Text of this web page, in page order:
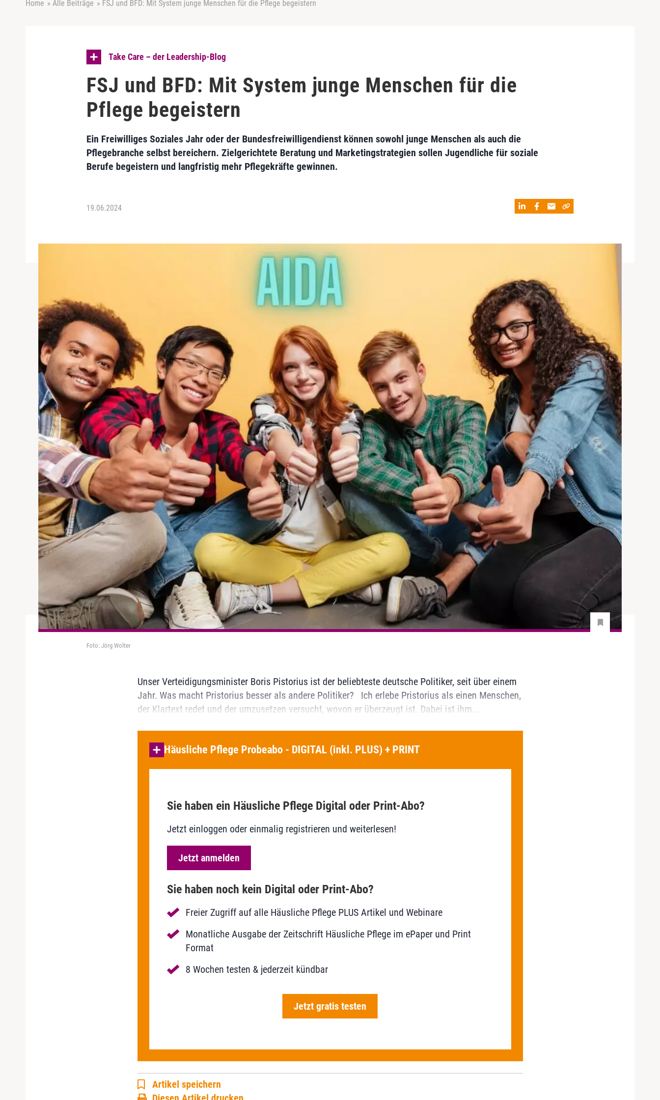
Home » Alle Beiträge » FSJ und BFD: Mit System junge Menschen für die Pflege begeistern
Take Care – der Leadership-Blog
FSJ und BFD: Mit System junge Menschen für die
Pflege begeistern
Ein Freiwilliges Soziales Jahr oder der Bundesfreiwilligendienst können sowohl junge Menschen als auch die
Pflegebranche selbst bereichern. Zielgerichtete Beratung und Marketingstrategien sollen Jugendliche für soziale
Berufe begeistern und langfristig mehr Pflegekräfte gewinnen.
19.06.2024
Foto: Jörg Wolter
Unser Verteidigungsminister Boris Pistorius ist der beliebteste deutsche Politiker, seit über einem
Jahr. Was macht Pristorius besser als andere Politiker? Ich erlebe Pristorius als einen Menschen,
der Klartext redet und der umzusetzen versucht, wovon er überzeugt ist. Dabei ist ihm...
Häusliche Pflege Probeabo - DIGITAL (inkl. PLUS) + PRINT
Sie haben ein Häusliche Pflege Digital oder Print-Abo?
Jetzt einloggen oder einmalig registrieren und weiterlesen!
Jetzt anmelden
Sie haben noch kein Digital oder Print-Abo?
Freier Zugriff auf alle Häusliche Pflege PLUS Artikel und Webinare
Monatliche Ausgabe der Zeitschrift Häusliche Pflege im ePaper und Print
Format
8 Wochen testen & jederzeit kündbar
Jetzt gratis testen
Artikel speichern